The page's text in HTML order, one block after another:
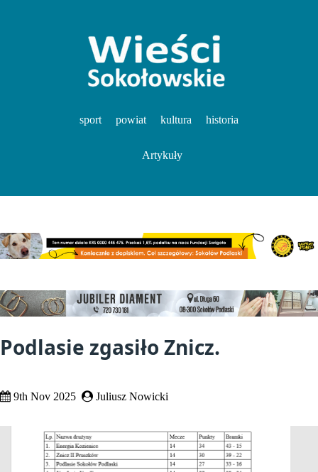
sport powiat kultura historia
Artykuły
Podlasie zgasiło Znicz.
9th Nov 2025 Juliusz Nowicki